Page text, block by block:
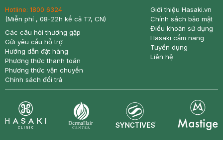
Hotline: 1800 6324
(Miễn phí , 08-22h kể cả T7, CN)
Các câu hỏi thường gặp
Gửi yêu cầu hỗ trợ
Hướng dẫn đặt hàng
Phương thức thanh toán
Phương thức vận chuyển
Chính sách đổi trả
Giới thiệu Hasaki.vn
Chính sách bảo mật
Điều khoản sử dụng
Hasaki cẩm nang
Tuyển dụng
Liên hệ